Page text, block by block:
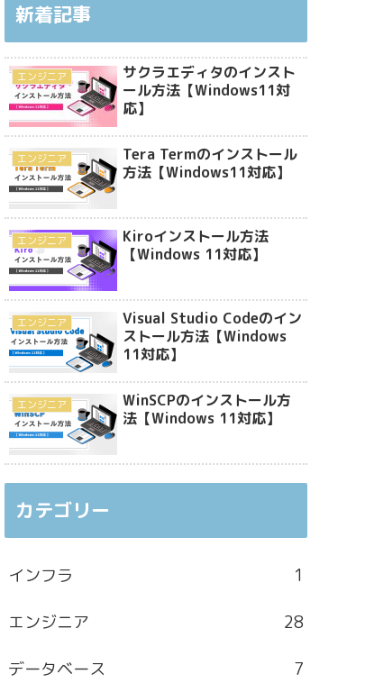
新着記事
エンジニア
サクラエディタのインスト
ール方法【Windows11対
応】
エンジニア
Tera Termのインストール
方法【Windows11対応】
エンジニア
Kiroインストール方法
【Windows 11対応】
エンジニア
Visual Studio Codeのイン
ストール方法【Windows
11対応】
エンジニア
WinSCPのインストール方
法【Windows 11対応】
カテゴリー
インフラ 1
エンジニア 28
データベース 7